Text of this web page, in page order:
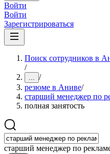
Войти
Войти
Зарегистрироваться
Поиск сотрудников в
/
... /
резюме в Аниве/
старший менеджер по
полная занятость
старший менеджер по